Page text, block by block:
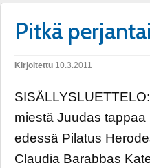
Pitkä perjantai
Kirjoitettu 10.3.2011
miestä Juudas
edessä Pilatus
Claudia Barabbas